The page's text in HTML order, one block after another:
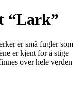
“Lark”
er små fugler som
er kjent for å stige
over hele verden